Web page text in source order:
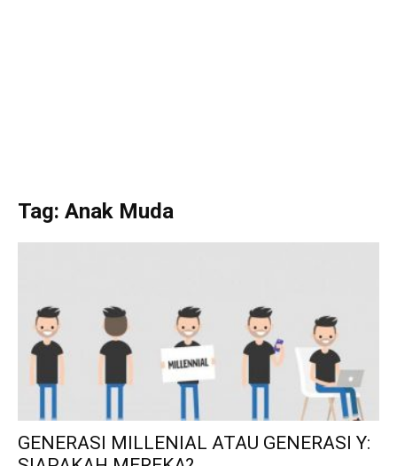
Tag: Anak Muda
GENERASI MILLENIAL ATAU GENERASI Y: